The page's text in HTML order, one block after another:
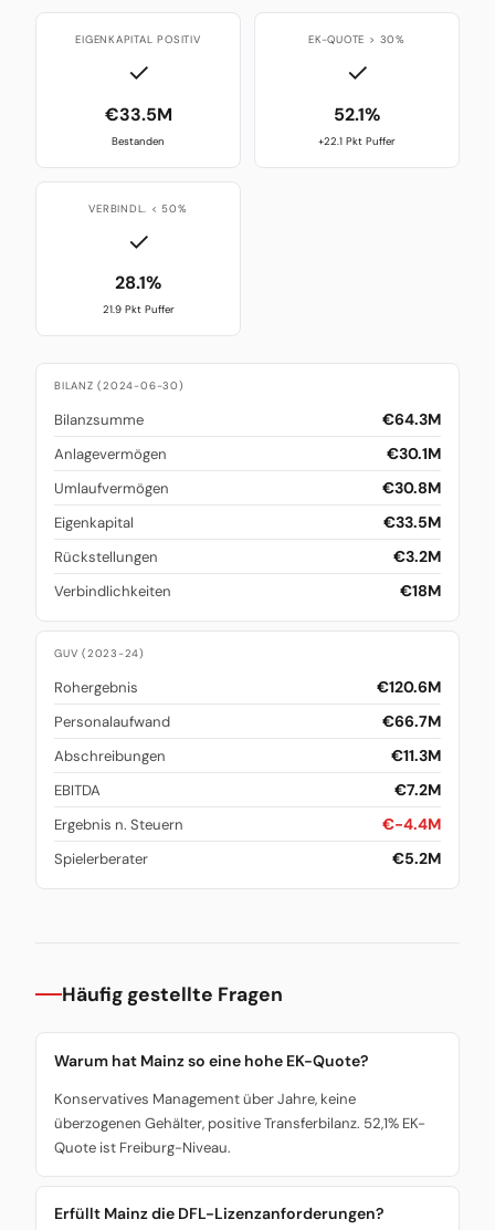
EIGENKAPITAL POSITIV
✓
€33.5M
Bestanden
EK-QUOTE > 30%
✓
52.1%
+22.1 Pkt Puffer
VERBINDL. < 50%
✓
28.1%
21.9 Pkt Puffer
BILANZ (2024-06-30)
Bilanzsumme €64.3M
Anlagevermögen €30.1M
Umlaufvermögen €30.8M
Eigenkapital €33.5M
Rückstellungen €3.2M
Verbindlichkeiten €18M
GUV (2023-24)
Rohergebnis €120.6M
Personalaufwand €66.7M
Abschreibungen €11.3M
EBITDA €7.2M
Ergebnis n. Steuern €-4.4M
Spielerberater €5.2M
Häufig gestellte Fragen
Warum hat Mainz so eine hohe EK-Quote?
Konservatives Management über Jahre, keine
überzogenen Gehälter, positive Transferbilanz. 52,1% EK-
Quote ist Freiburg-Niveau.
Erfüllt Mainz die DFL-Lizenzanforderungen?